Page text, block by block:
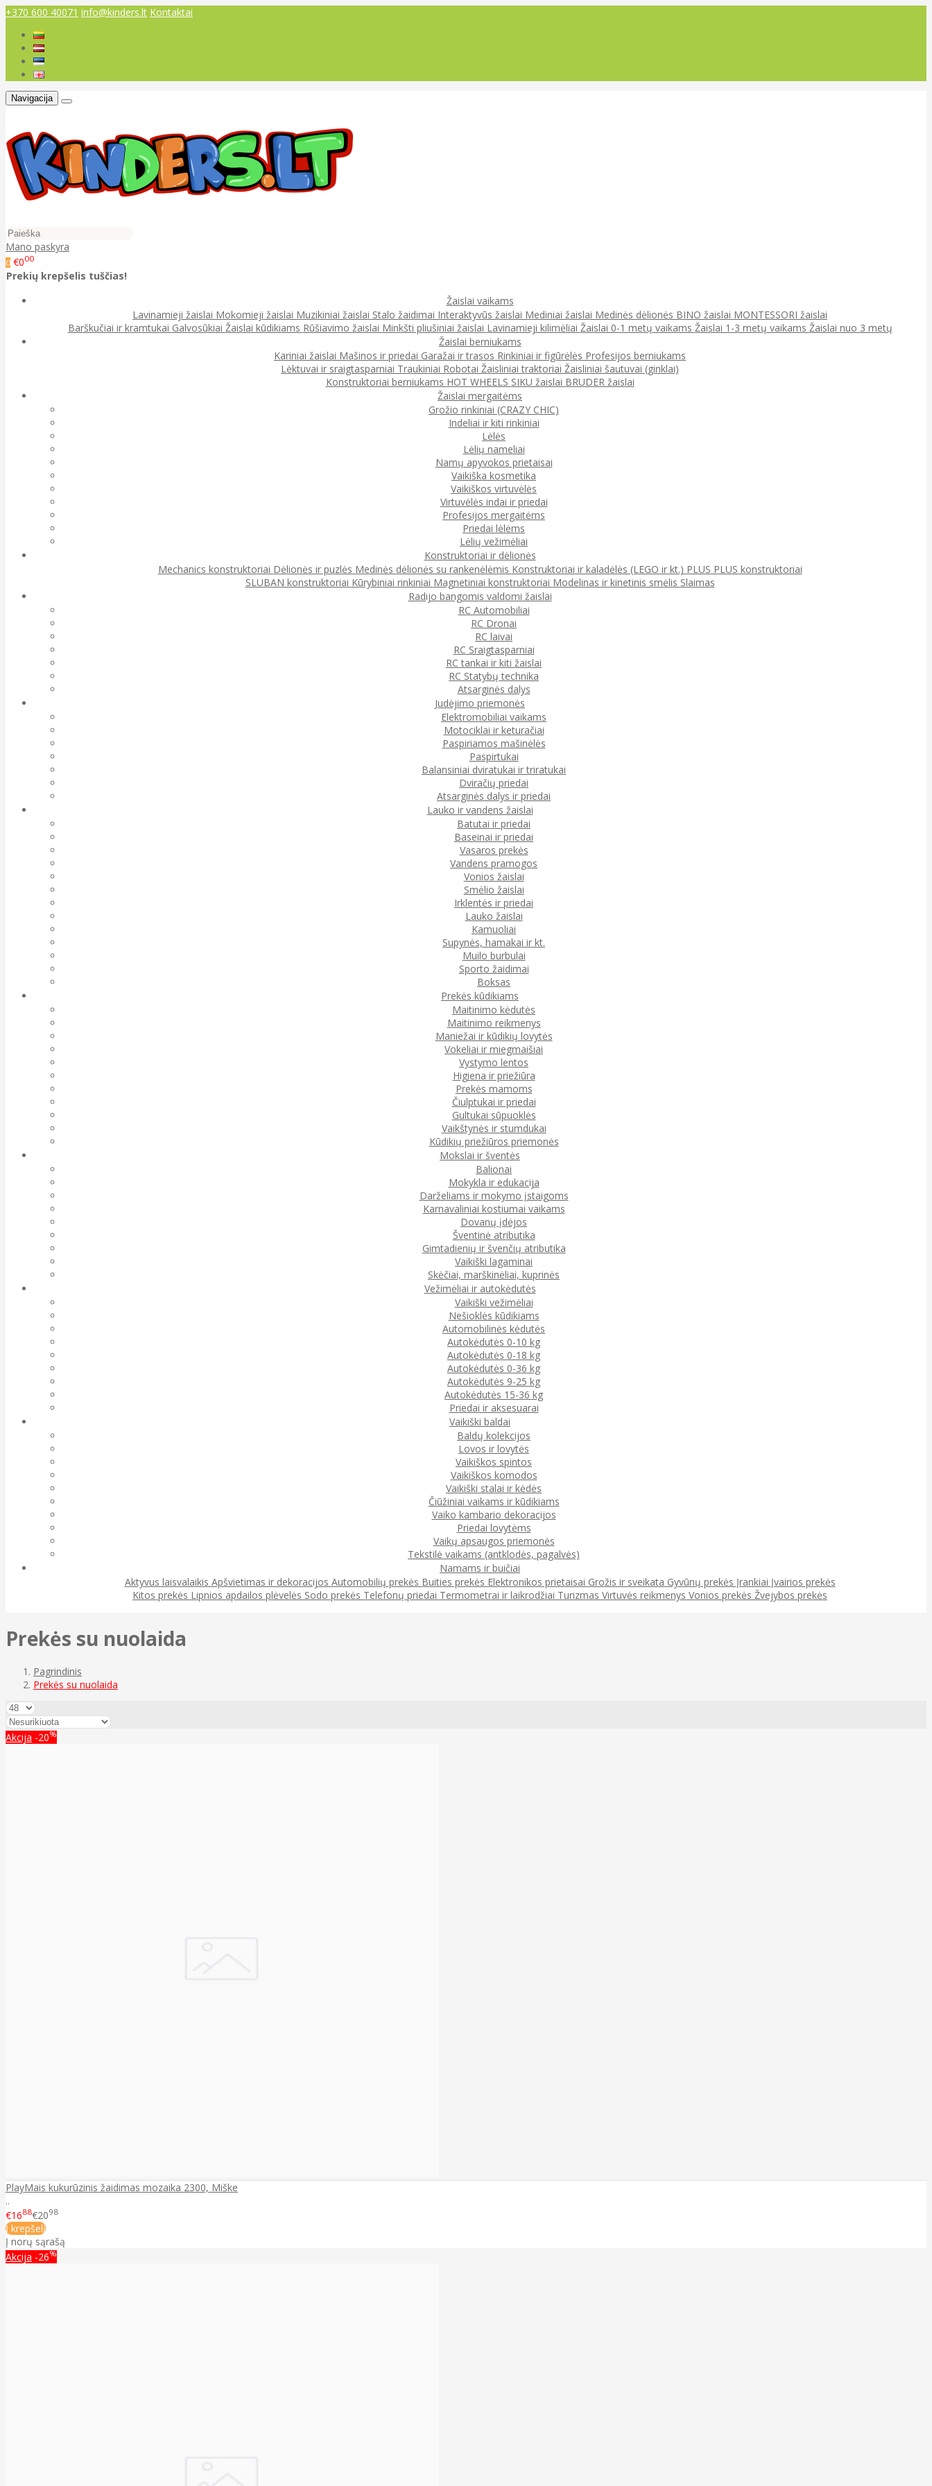
+370 600 40071 info@kinders.lt Kontaktai
Navigacija
Mano paskyra
0 €000
Prekių krepšelis tuščias!
Žaislai vaikams
Lavinamieji žaislai Mokomieji žaislai Muzikiniai žaislai Stalo žaidimai Interaktyvūs žaislai Mediniai žaislai Medinės dėlionės BINO žaislai MONTESSORI žaislai
Barškučiai ir kramtukai Galvosūkiai Žaislai kūdikiams Rūšiavimo žaislai Minkšti pliušiniai žaislai Lavinamieji kilimėliai Žaislai 0-1 metų vaikams Žaislai 1-3 metų vaikams Žaislai nuo 3 metų
Žaislai berniukams
Kariniai žaislai Mašinos ir priedai Garažai ir trasos Rinkiniai ir figūrėlės Profesijos berniukams
Lėktuvai ir sraigtasparniai Traukiniai Robotai Žaisliniai traktoriai Žaisliniai šautuvai (ginklai)
Konstruktoriai berniukams HOT WHEELS SIKU žaislai BRUDER žaislai
Žaislai mergaitėms
Grožio rinkiniai (CRAZY CHIC)
Indeliai ir kiti rinkiniai
Lėlės
Lėlių nameliai
Namų apyvokos prietaisai
Vaikiška kosmetika
Vaikiškos virtuvėlės
Virtuvėlės indai ir priedai
Profesijos mergaitėms
Priedai lėlėms
Lėlių vežimėliai
Konstruktoriai ir dėlionės
Mechanics konstruktoriai Dėlionės ir puzlės Medinės dėlionės su rankenėlėmis Konstruktoriai ir kaladėlės (LEGO ir kt.) PLUS PLUS konstruktoriai
SLUBAN konstruktoriai Kūrybiniai rinkiniai Magnetiniai konstruktoriai Modelinas ir kinetinis smėlis Slaimas
Radijo bangomis valdomi žaislai
RC Automobiliai
RC Dronai
RC laivai
RC Sraigtasparniai
RC tankai ir kiti žaislai
RC Statybų technika
Atsarginės dalys
Judėjimo priemonės
Elektromobiliai vaikams
Motociklai ir keturačiai
Paspiriamos mašinėlės
Paspirtukai
Balansiniai dviratukai ir triratukai
Dviračių priedai
Atsarginės dalys ir priedai
Lauko ir vandens žaislai
Batutai ir priedai
Baseinai ir priedai
Vasaros prekės
Vandens pramogos
Vonios žaislai
Smėlio žaislai
Irklentės ir priedai
Lauko žaislai
Kamuoliai
Supynės, hamakai ir kt.
Muilo burbulai
Sporto žaidimai
Boksas
Prekės kūdikiams
Maitinimo kėdutės
Maitinimo reikmenys
Maniežai ir kūdikių lovytės
Vokeliai ir miegmaišiai
Vystymo lentos
Higiena ir priežiūra
Prekės mamoms
Čiulptukai ir priedai
Gultukai sūpuoklės
Vaikštynės ir stumdukai
Kūdikių priežiūros priemonės
Mokslai ir šventės
Balionai
Mokykla ir edukacija
Darželiams ir mokymo įstaigoms
Karnavaliniai kostiumai vaikams
Dovanų įdėjos
Šventinė atributika
Gimtadienių ir švenčių atributika
Vaikiški lagaminai
Skėčiai, marškinėliai, kuprinės
Vežimėliai ir autokėdutės
Vaikiški vežimėliai
Nešioklės kūdikiams
Automobilinės kėdutės
Autokėdutės 0-10 kg
Autokėdutės 0-18 kg
Autokėdutės 0-36 kg
Autokėdutės 9-25 kg
Autokėdutės 15-36 kg
Priedai ir aksesuarai
Vaikiški baldai
Baldų kolekcijos
Lovos ir lovytės
Vaikiškos spintos
Vaikiškos komodos
Vaikiški stalai ir kėdės
Čiūžiniai vaikams ir kūdikiams
Vaiko kambario dekoracijos
Priedai lovytėms
Vaikų apsaugos priemonės
Tekstilė vaikams (antklodės, pagalvės)
Namams ir buičiai
Aktyvus laisvalaikis Apšvietimas ir dekoracijos Automobilių prekės Buities prekės Elektronikos prietaisai Grožis ir sveikata Gyvūnų prekės Įrankiai Įvairios prekės
Kitos prekės Lipnios apdailos plėvelės Sodo prekės Telefonų priedai Termometrai ir laikrodžiai Turizmas Virtuvės reikmenys Vonios prekės Žvejybos prekės
Prekės su nuolaida
Pagrindinis
Prekės su nuolaida
Akcija -20%
PlayMais kukurūzinis žaidimas mozaika 2300, Miške
..
€1688€2098
Į krepšelį
Į norų sąrašą
Akcija -26%